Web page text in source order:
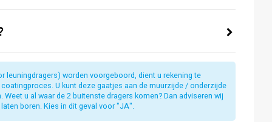
leuningdragers) worden voorgeboord, dient u rekening te
U kunt deze gaatjes aan de muurzijde / onderzijde
u al waar de 2 buitenste dragers komen? Dan adviseren wij
boren. Kies in dit geval voor "JA".